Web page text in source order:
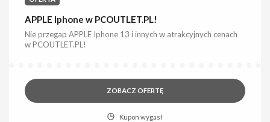
APPLE Iphone w PCOUTLET.PL!
Nie przegap APPLE Iphone 13 i innych w atrakcyjnych cenach
w PCOUTLET.PL!
ZOBACZ OFERTĘ
Kupon wygasł